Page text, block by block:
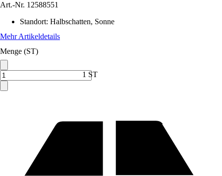
Art.-Nr. 12588551
Standort: Halbschatten, Sonne
Mehr Artikeldetails
Menge (ST)
1 ST